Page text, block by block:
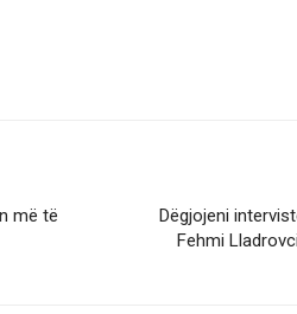
më të
Dëgjojeni
Fehmi